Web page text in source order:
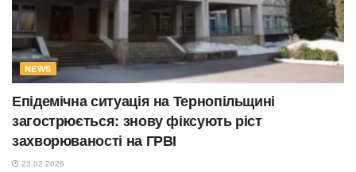
NEWS
Епідемічна ситуація на Тернопільщині
загострюється: знову фіксують ріст
захворюваності на ГРВІ
23.02.2026